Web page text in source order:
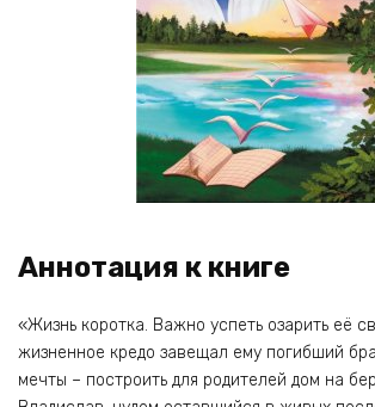
Аннотация к книге
«Жизнь коротка. Важно успеть озарить её
жизненное кредо завещал ему погибший
мечты – построить для родителей дом на